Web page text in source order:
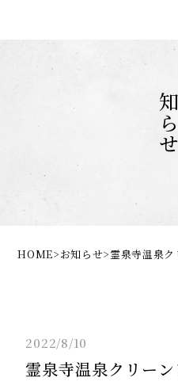
お知らせ
HOME>お知らせ>霊泉寺温泉
2022/8/10
霊泉寺温泉クリー